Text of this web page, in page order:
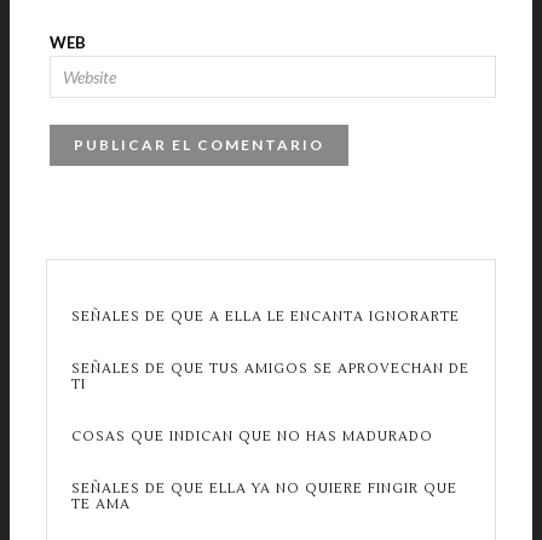
WEB
SEÑALES DE QUE A ELLA LE ENCANTA IGNORARTE
SEÑALES DE QUE TUS AMIGOS SE APROVECHAN DE
TI
COSAS QUE INDICAN QUE NO HAS MADURADO
SEÑALES DE QUE ELLA YA NO QUIERE FINGIR QUE
TE AMA